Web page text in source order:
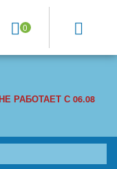
0
РАБОТАЕТ С 06.08